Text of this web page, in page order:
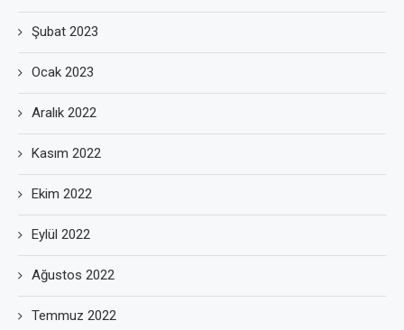
Şubat 2023
Ocak 2023
Aralık 2022
Kasım 2022
Ekim 2022
Eylül 2022
Ağustos 2022
Temmuz 2022